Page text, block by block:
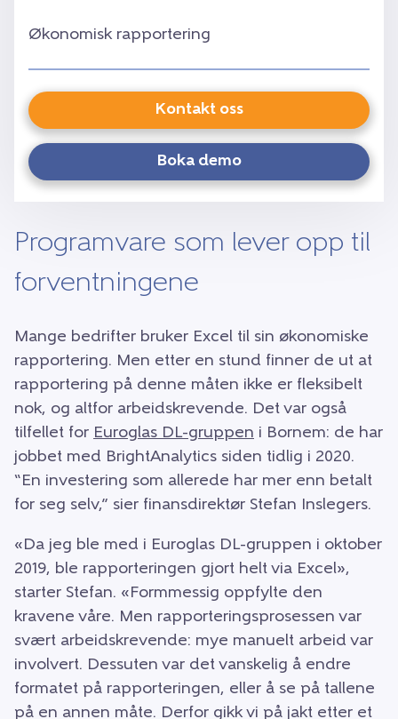
Økonomisk rapportering
Kontakt oss
Boka demo
Programvare som lever opp til
forventningene
Mange bedrifter bruker Excel til sin økonomiske
rapportering. Men etter en stund finner de ut at
rapportering på denne måten ikke er fleksibelt
nok, og altfor arbeidskrevende. Det var også
tilfellet for Euroglas DL-gruppen i Bornem: de har
jobbet med BrightAnalytics siden tidlig i 2020.
“En investering som allerede har mer enn betalt
for seg selv,” sier finansdirektør Stefan Inslegers.
«Da jeg ble med i Euroglas DL-gruppen i oktober
2019, ble rapporteringen gjort helt via Excel»,
starter Stefan. «Formmessig oppfylte den
kravene våre. Men rapporteringsprosessen var
svært arbeidskrevende: mye manuelt arbeid var
involvert. Dessuten var det vanskelig å endre
formatet på rapporteringen, eller å se på tallene
på en annen måte. Derfor gikk vi på jakt etter et